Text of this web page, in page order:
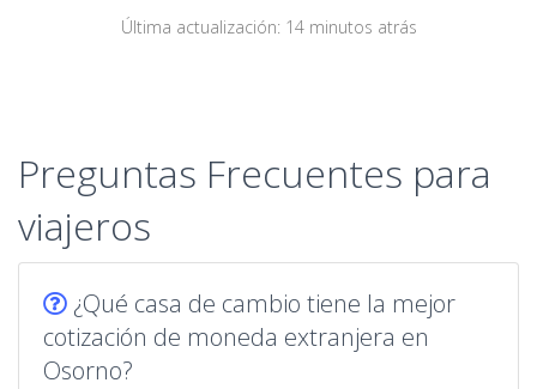
Última actualización: 14 minutos atrás
Preguntas Frecuentes para
viajeros
¿Qué casa de cambio tiene la mejor
cotización de moneda extranjera en
Osorno?